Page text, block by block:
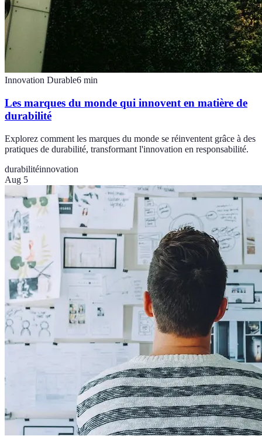
Innovation Durable6 min
Les marques du monde qui innovent en matière de
durabilité
Explorez comment les marques du monde se réinventent grâce à des
pratiques de durabilité, transformant l'innovation en responsabilité.
durabilitéinnovation
Aug 5